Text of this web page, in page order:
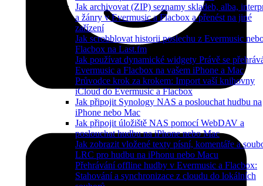
Jak archivovat (ZIP) seznamy skladeb, alba,
a žánry v Evermusic a Flacbox a přenést na jiné
zařízení
Jak scrobblovat historii poslechu z Evermusic
Flacbox na Last.fm
Jak používat dynamické widgety Právě se
Evermusic a Flacbox na vašem iPhone a Mac
Průvodce krok za krokem: Import vaší knihovny
iCloud do Evermusic a Flacbox
Jak připojit Synology NAS a poslouchat hudbu na
iPhone nebo Mac
Jak připojit úložiště NAS pomocí WebDAV a
poslouchat hudbu na iPhone nebo Mac
Jak zobrazit vložené texty písní, komentáře a
LRC pro hudbu na iPhonu nebo Macu
Přehrávání offline hudby v Evermusic a Flacbox:
Stahování a synchronizace z cloudu do lokálních